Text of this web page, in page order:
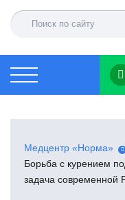
Медцентр «Норма»
Борьба с курением
задача современной